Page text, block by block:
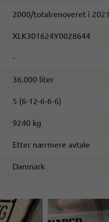
2000/totalrenoveret i 2021
XLK301624Y0028644
-
36.000 liter​
5 (6-12-6-6-6)​
9240 kg
Etter nærmere avtale
Danmark